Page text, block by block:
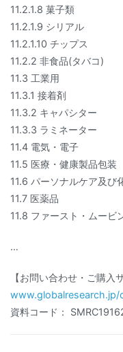
11.2.1.8 菓子類
11.2.1.9 シリアル
11.2.1.10 チップス
11.2.2 非食品(タバコ)
11.3 工業用
11.3.1 接着剤
11.3.2 キャパシター
11.3.3 ラミネーター
11.4 電気・電子
11.5 医療・健康製品包装
11.6 パーソナルケア及び
11.7 医薬品
11.8 ファースト・ムービ
…
【お問い合わせ・ご購入
www.globalresearch.jp/
資料コード：